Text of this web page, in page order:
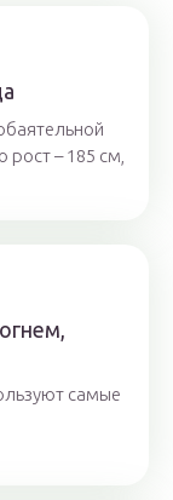
– 185 см,
самые